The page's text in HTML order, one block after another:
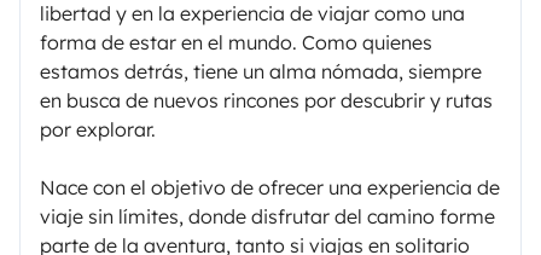
libertad y en la experiencia de viajar como una
forma de estar en el mundo. Como quienes
estamos detrás, tiene un alma nómada, siempre
en busca de nuevos rincones por descubrir y rutas
por explorar.
Nace con el objetivo de ofrecer una experiencia de
viaje sin límites, donde disfrutar del camino forme
parte de la aventura, tanto si viajas en solitario